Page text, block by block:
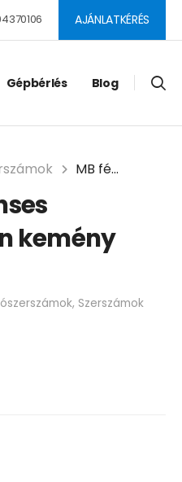
AJÁNLATKÉRÉS
Gépbérlés Blog
MB fémkötésű dupla szegmenses gyémántszerszám, Közepesen kemény betonra – Szürke
kemény
, Szerszámok